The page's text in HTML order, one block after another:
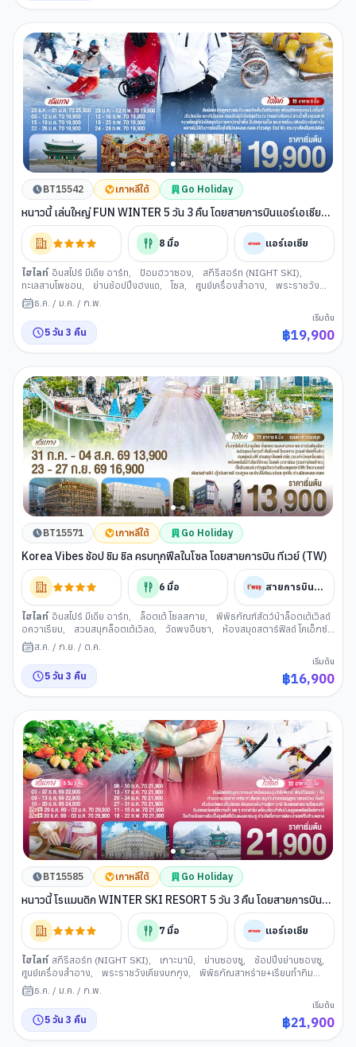
BT15542 เกาหลีใต้ Go Holiday
หนาวนี้ เล่นใหญ่ FUN WINTER 5 วัน 3 คืน โดยสายการบินแอร์เอเชีย
(FD)
8 มื้อ แอร์เอเชีย
ไฮไลท์ อินสไปร์ มีเดีย อาร์ท, ป้อมฮวาซอง, สกีรีสอร์ท (NIGHT SKI),
ทะเลสาบโพชอน, ย่านช้อปปิ้งฮงแด, โซล, ศูนย์เครื่องสำอาง,
พระราชวัง
เคียงบกกุง , พิพิธภัณสาหร่าย+เรียนทำกิมจิ+ชุดฮันบก
ธ.ค. / ม.ค. / ก.พ.
5 วัน 3 คืน
เริ่มต้น
฿19,900
BT15571 เกาหลีใต้ Go Holiday
Korea Vibes ช้อป ชิม ชิล ครบทุกฟีลในโซล โดยสายการบิน ทีเวย์ (TW)
6 มื้อ สายการบินทีเวย์
ไฮไลท์ อินสไปร์ มีเดีย อาร์ท, ล็อตเต้ โซลสกาย,
พิพิธภัณฑ์สัตว์น้าล็อตเต้เวิลด์
อควาเรียม, สวนสนุกล็อตเต้เวิลด, วัดพงอึนซา,
ห้องสมุดสตาร์ฟิลด์ โคเอ็กซ์
มอลล, พิพิธภัณสาหร่าย+เรียนทำกิมจิ+ชุดฮันบก
เกาหลี
พระราชวังเคียงบกกุง
ฮุนได
พรีเมียม เอ๊าท์เลท
ส.ค. / ก.ย. / ต.ค.
5 วัน 3 คืน
เริ่มต้น
฿16,900
BT15585 เกาหลีใต้ Go Holiday
หนาวนี้ โรแมนติก WINTER SKI RESORT 5 วัน 3 คืน โดยสายการบิน
แอร์เอเชีย (FD)
7 มื้อ แอร์เอเชีย
ไฮไลท์ สกีรีสอร์ท (NIGHT SKI), เกาะนามิ, ย่านซองซู, ช้อปปิ้งย่านซองซู,
ศูนย์เครื่องสำอาง, พระราชวังเคียงบกกุง,
พิพิธภัณสาหร่าย+เรียนทำกิม
จิ+ชุดฮันบก , ศูนย์สมุนไพรเกาหลี
ธ.ค. / ม.ค. / ก.พ.
5 วัน 3 คืน
เริ่มต้น
฿21,900